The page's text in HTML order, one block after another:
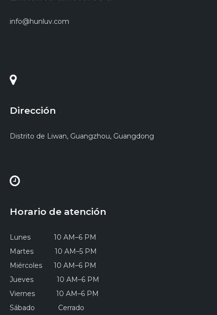
info@hunluv.com
Dirección
Distrito de Liwan, Guangzhou, Guangdong
Horario de atención
Lunes 10 AM–6 PM
Martes 10 AM–5 PM
Miércoles 10 AM–6 PM
Jueves 10 AM–6 PM
Viernes 10 AM–6 PM
Sábado Cerrado